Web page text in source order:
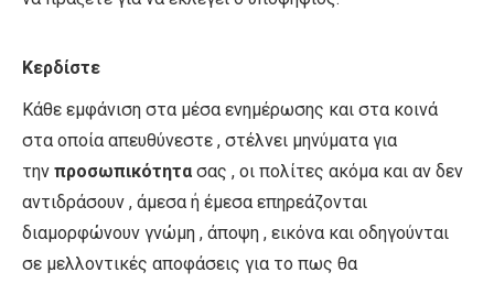
Κερδίστε
Κάθε εμφάνιση στα μέσα ενημέρωσης και στα κοινά
στα οποία απευθύνεστε , στέλνει μηνύματα για
την προσωπικότητασας , οι πολίτες ακόμα και αν δεν
αντιδράσουν , άμεσα ή έμεσα επηρεάζονται
διαμορφώνουν γνώμη , άποψη , εικόνα και οδηγούνται
σε μελλοντικές αποφάσεις για το πως θα